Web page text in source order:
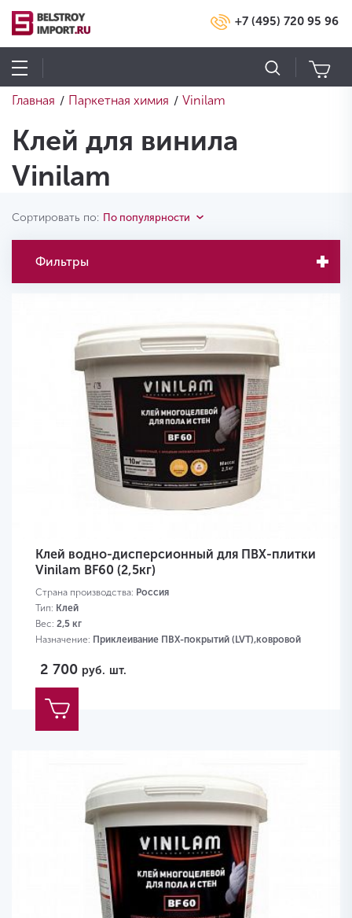
+7 (495) 720 95 96
Главная / Паркетная химия / Vinilam
Клей для винила
Vinilam
Сортировать по: По популярности
Фильтры
Клей водно-дисперсионный для ПВХ-плитки
Vinilam BF60 (2,5кг)
Страна производства: Россия
Тип: Клей
Вес: 2,5 кг
Назначение: Приклеивание ПВХ-покрытий (LVT),ковровой
2 700 руб. шт.